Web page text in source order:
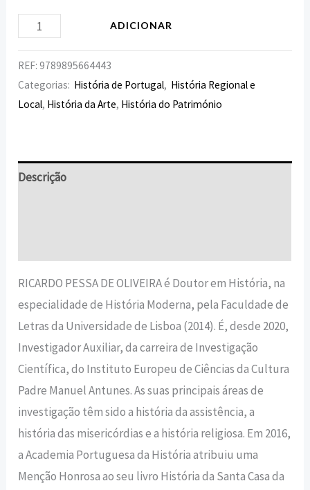
ADICIONAR
REF:9789895664443
Categorias: História de Portugal, História Regional e
Local, História da Arte, História do Património
Descrição
RICARDO PESSA DE OLIVEIRA é Doutor em História, na
especialidade de História Moderna, pela Faculdade de
Letras da Universidade de Lisboa (2014). É, desde 2020,
Investigador Auxiliar, da carreira de Investigação
Científica, do Instituto Europeu de Ciências da Cultura
Padre Manuel Antunes. As suas principais áreas de
investigação têm sido a história da assistência, a
história das misericórdias e a história religiosa. Em 2016,
a Academia Portuguesa da História atribuiu uma
Menção Honrosa ao seu livro História da Santa Casa da